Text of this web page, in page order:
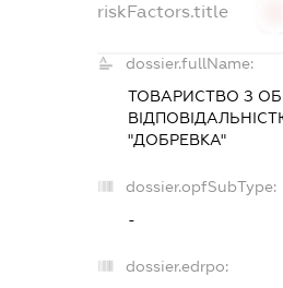
riskFactors.title
dossier.fullName:
ТОВАРИСТВО З
"ДОБРЕВКА"
dossier.opfSubType:
-
dossier.edrpo: